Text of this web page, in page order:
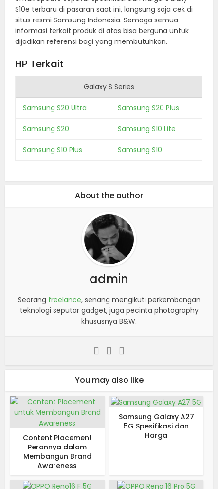
S10e terbaru di pasaran saat ini, langsung saja cek di
situs resmi Samsung Indonesia. Semoga semua
informasi terkait produk di atas bisa berguna untuk
dijadikan referensi bagi yang membutuhkan.
HP Terkait
Galaxy S Series
Samsung S20 Ultra Samsung S20 Plus
Samsung S20 Samsung S10 Lite
Samsung S10 Plus Samsung S10
About the author
admin
Seorang freelance, senang mengikuti perkembangan
teknologi seputar gadget, juga pecinta photography
khususnya B&W.
You may also like
Content Placement
Perannya dalam
Membangun Brand
Awareness
Samsung Galaxy A27
5G Spesifikasi dan
Harga